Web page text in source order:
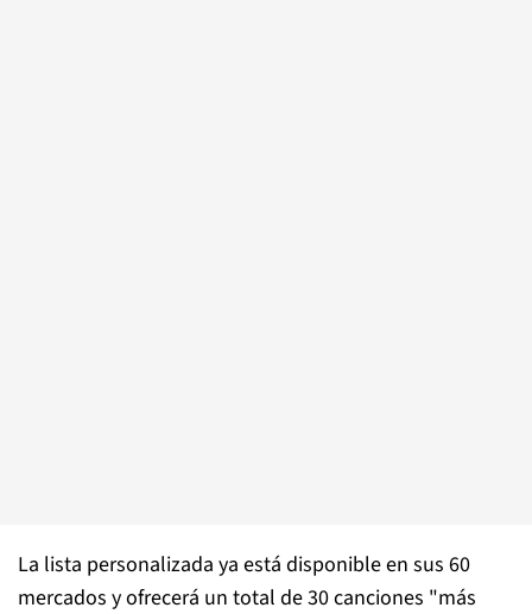
La lista personalizada ya está disponible en sus 60
mercados y ofrecerá un total de 30 canciones "más